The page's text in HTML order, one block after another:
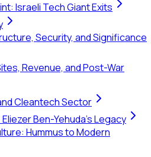
Israeli Tech Giant Exits
Security, and Significance
Revenue, and Post-War
Cleantech Sector
Ben-Yehuda's Legacy
Hummus to Modern